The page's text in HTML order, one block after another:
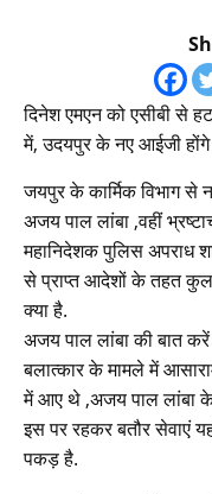
दिनेश एमएन को एसीबी से
में, उदयपुर के नए आईजी
जयपुर के कार्मिक विभाग
अजय पाल लांबा ,वहीं
महानिदेशक पुलिस अपराध
से प्राप्त आदेशों के तहत कुल
क्या है.
अजय पाल लांबा की बात
बलात्कार के मामले में
में आए थे ,अजय पाल लांबा के
इस पर रहकर बतौर सेवाएं
पकड़ है.